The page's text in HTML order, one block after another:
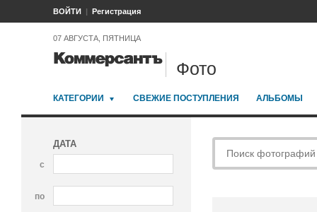
ВОЙТИ Регистрация
07 АВГУСТА, ПЯТНИЦА
Фото
КАТЕГОРИИ СВЕЖИЕ ПОСТУПЛЕНИЯ АЛЬБОМЫ
ДАТА
с
по